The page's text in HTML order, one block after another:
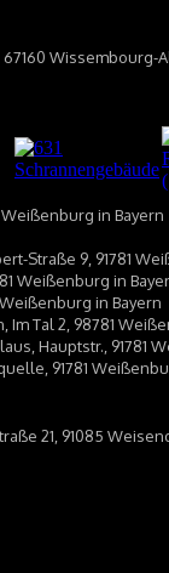
Wissembourg-
in Bayern
Straße 9, 91781
Weißenburg in
in Bayern
Im Tal 2, 98781
Hauptstr., 91781
91781
21, 91085